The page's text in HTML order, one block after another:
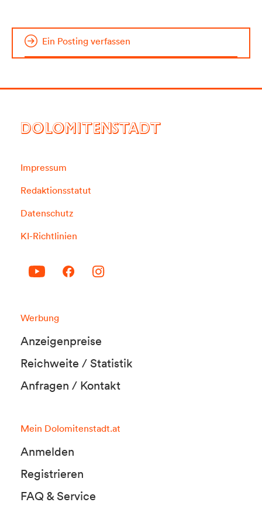
Ein Posting verfassen
DOLOMITENSTADT
Impressum
Redaktionsstatut
Datenschutz
KI-Richtlinien
Werbung
Anzeigenpreise
Reichweite / Statistik
Anfragen / Kontakt
Mein Dolomitenstadt.at
Anmelden
Registrieren
FAQ & Service